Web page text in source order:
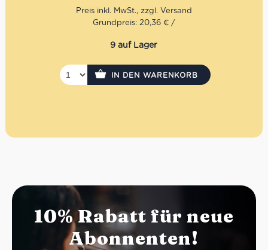
Grundpreis: 20,36 € /
9 auf Lager
IN DEN WARENKORB
10% Rabatt für neue
Abonnenten!